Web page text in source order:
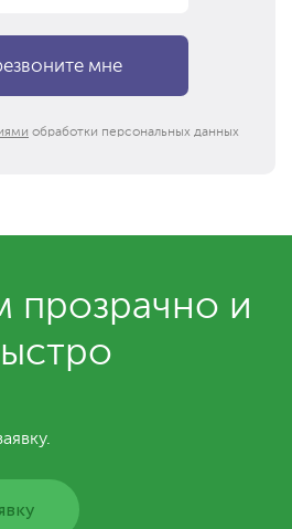
обработки персональных данных
прозрачно и